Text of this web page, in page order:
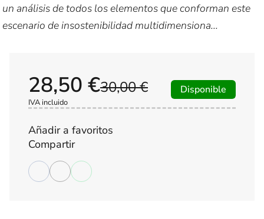
un análisis de todos los elementos que conforman este
escenario de insostenibilidad multidimensiona...
30,00 €
28,50 €
IVA incluido
Disponible
Añadir a favoritos
Compartir